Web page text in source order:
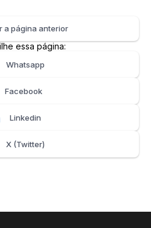
a página anterior
essa página:
Whatsapp
Facebook
Linkedin
X (Twitter)